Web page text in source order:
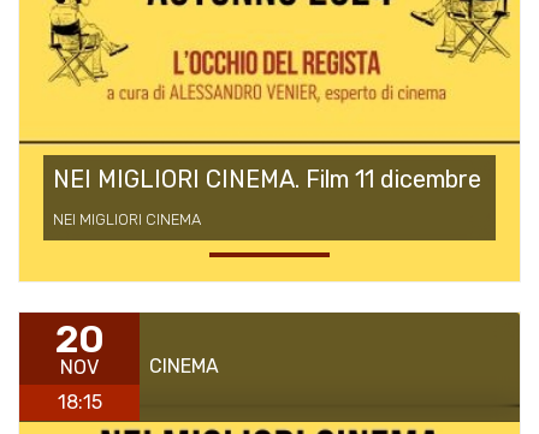
NEI MIGLIORI CINEMA. Film 11 dicembre
NEI MIGLIORI CINEMA
20
NOV
18:15
CINEMA